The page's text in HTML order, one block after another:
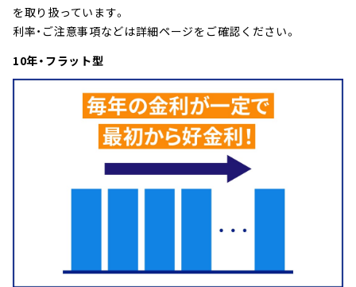
を取り扱っています。
利率・ご注意事項などは詳細ページをご確認ください。
10年・フラット型